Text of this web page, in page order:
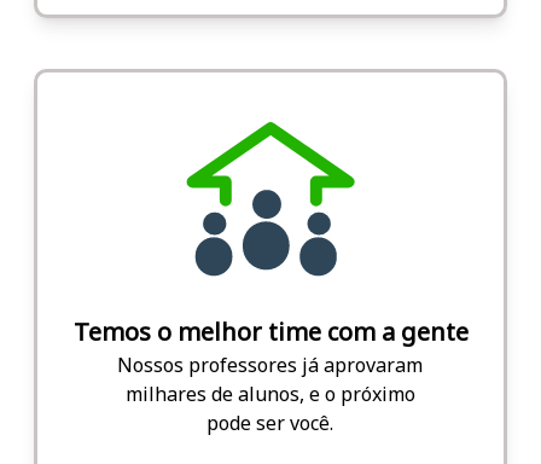
Temos o melhor time com a gente
Nossos professores já aprovaram
milhares de alunos, e o próximo
pode ser você.